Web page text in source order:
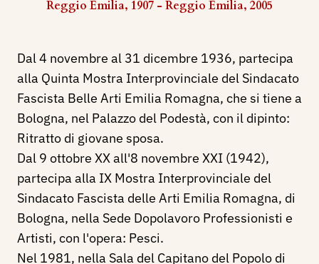
Reggio Emilia, 1907 - Reggio Emilia, 2005
Dal 4 novembre al 31 dicembre 1936, partecipa
alla Quinta Mostra Interprovinciale del Sindacato
Fascista Belle Arti Emilia Romagna, che si tiene a
Bologna, nel Palazzo del Podestà, con il dipinto:
Ritratto di giovane sposa.
Dal 9 ottobre XX all'8 novembre XXI (1942),
partecipa alla IX Mostra Interprovinciale del
Sindacato Fascista delle Arti Emilia Romagna, di
Bologna, nella Sede Dopolavoro Professionisti e
Artisti, con l'opera: Pesci.
Nel 1981, nella Sala del Capitano del Popolo di